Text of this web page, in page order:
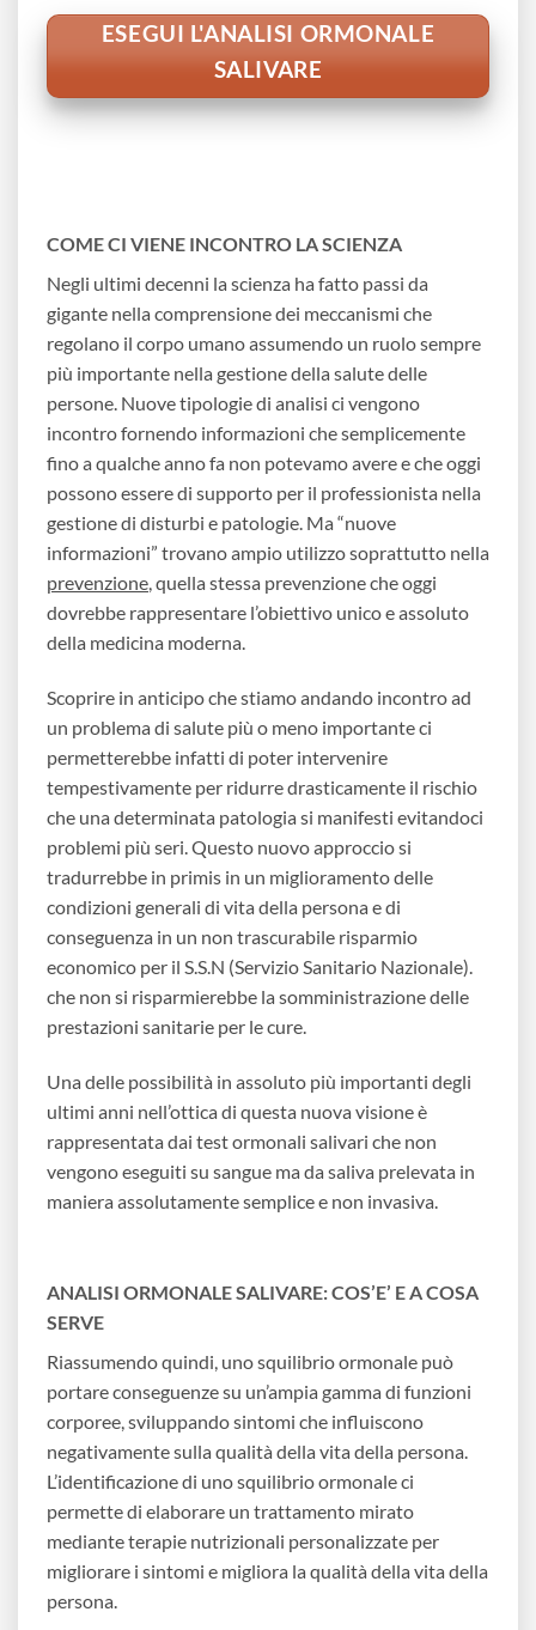
ESEGUI L'ANALISI ORMONALE
SALIVARE
COME CI VIENE INCONTRO LA SCIENZA
Negli ultimi decenni la scienza ha fatto passi da
gigante nella comprensione dei meccanismi che
regolano il corpo umano assumendo un ruolo sempre
più importante nella gestione della salute delle
persone. Nuove tipologie di analisi ci vengono
incontro fornendo informazioni che semplicemente
fino a qualche anno fa non potevamo avere e che oggi
possono essere di supporto per il professionista nella
gestione di disturbi e patologie. Ma “nuove
informazioni” trovano ampio utilizzo soprattutto nella
prevenzione, quella stessa prevenzione che oggi
dovrebbe rappresentare l’obiettivo unico e assoluto
della medicina moderna.
Scoprire in anticipo che stiamo andando incontro ad
un problema di salute più o meno importante ci
permetterebbe infatti di poter intervenire
tempestivamente per ridurre drasticamente il rischio
che una determinata patologia si manifesti evitandoci
problemi più seri. Questo nuovo approccio si
tradurrebbe in primis in un miglioramento delle
condizioni generali di vita della persona e di
conseguenza in un non trascurabile risparmio
economico per il S.S.N (Servizio Sanitario Nazionale).
che non si risparmierebbe la somministrazione delle
prestazioni sanitarie per le cure.
Una delle possibilità in assoluto più importanti degli
ultimi anni nell’ottica di questa nuova visione è
rappresentata dai test ormonali salivari che non
vengono eseguiti su sangue ma da saliva prelevata in
maniera assolutamente semplice e non invasiva.
ANALISI ORMONALE SALIVARE: COS’E’ E A COSA
SERVE
Riassumendo quindi, uno squilibrio ormonale può
portare conseguenze su un’ampia gamma di funzioni
corporee, sviluppando sintomi che influiscono
negativamente sulla qualità della vita della persona.
L’identificazione di uno squilibrio ormonale ci
permette di elaborare un trattamento mirato
mediante terapie nutrizionali personalizzate per
migliorare i sintomi e migliora la qualità della vita della
persona.